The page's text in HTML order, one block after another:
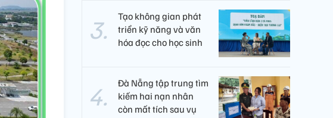
Tạo không gian phát
triển kỹ năng và văn
hóa đọc cho học sinh
Đà Nẵng tập trung tìm
kiếm hai nạn nhân
còn mất tích sau vụ